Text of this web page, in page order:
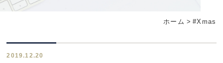
ブログ
ホーム >#Xmas
2019.12.20